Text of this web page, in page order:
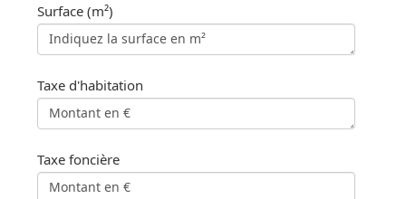
Surface (m²)
Taxe d'habitation
Taxe foncière